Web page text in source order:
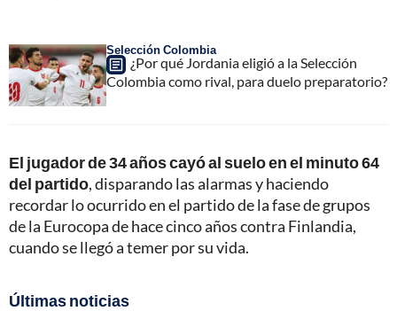
Selección Colombia
¿Por qué Jordania eligió a la Selección
Colombia como rival, para duelo preparatorio?
El jugador de 34 años cayó al suelo en el minuto 64
del partido, disparando las alarmas y haciendo
recordar lo ocurrido en el partido de la fase de grupos
de la Eurocopa de hace cinco años contra Finlandia,
cuando se llegó a temer por su vida.
Últimas noticias